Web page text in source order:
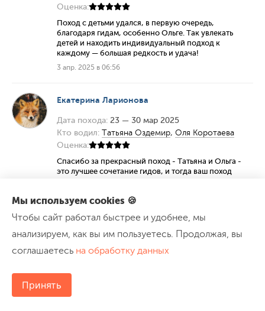
Мы используем cookies 🍪
Чтобы сайт работал быстрее и удобнее, мы
анализируем, как вы им пользуетесь. Продолжая, вы
соглашаетесь на обработку данных
Принять
Оценка:
Поход с детьми удался, в первую очередь,
благодаря гидам, особенно Ольге. Так увлекать
детей и находить индивидуальный подход к
каждому — большая редкость и удача!
3 апр. 2025 в 06:56
Екатерина Ларионова
Дата похода: 23 — 30 мар 2025
Кто водил: Татьяна Оздемир, Оля Коротаева
Оценка:
Спасибо за прекрасный поход - Татьяна и Ольга -
это лучшее сочетание гидов, и тогда ваш поход
локации восточной части Ликийской тропы,
телефоне! Хотелось бы пройти тропу целиком -
ждём программу по западной части Ликийской
тропы, в том числе с городом Каш. Спасибо
организаторам, гидам и конечно тем, с кем мы
этом походе!❤️